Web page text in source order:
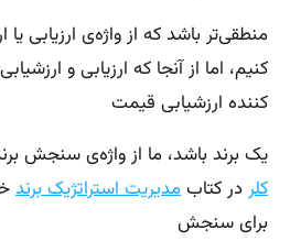
منطقی‌تر باشد که از واژه‌ی ارزیابی یا
کنیم، اما از آنجا که ارزیابی و
کننده ارزشیابی قیمت
یک برند باشد، ما از واژه‌ی سنجش
کلردر کتابمدیریت استراتژیک برند
برای سنجش